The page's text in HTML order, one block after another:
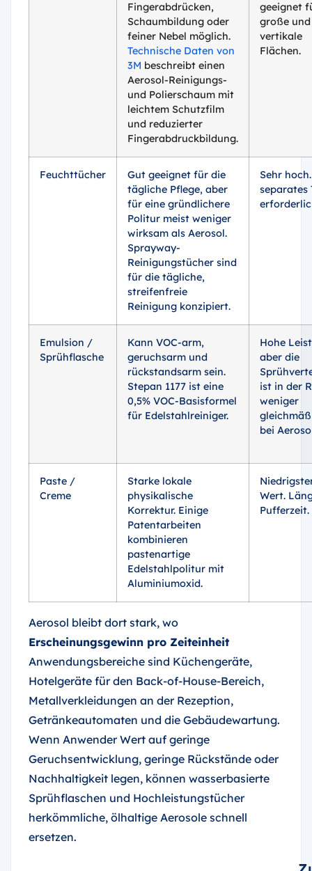
Fingerabdrücken,
Schaumbildung oder
feiner Nebel möglich.
Technische Daten von
3M beschreibt einen
Aerosol-Reinigungs-
und Polierschaum mit
leichtem Schutzfilm
und reduzierter
Fingerabdruckbildung.
geeignet
große und
vertikale
Flächen.
Feuchttücher
Gut geeignet für die
tägliche Pflege, aber
für eine gründlichere
Politur meist weniger
wirksam als Aerosol.
Sprayway-
Reinigungstücher sind
für die tägliche,
streifenfreie
Reinigung konzipiert.
Sehr
separates
Emulsion /
Sprühflasche
Kann VOC-arm,
geruchsarm und
rückstandsarm sein.
Stepan 1177 ist eine
0,5% VOC-Basisformel
für Edelstahlreiniger.
Hohe
aber die
ist in der
weniger
bei
Paste /
Creme
Starke lokale
physikalische
Korrektur. Einige
Patentarbeiten
kombinieren
pastenartige
Edelstahlpolitur mit
Aluminiumoxid.
Wert.
Pufferzeit.
Aerosol bleibt dort stark, wo
Erscheinungsgewinn pro Zeiteinheit
Anwendungsbereiche sind Küchengeräte,
Hotelgeräte für den Back-of-House-Bereich,
Metallverkleidungen an der Rezeption,
Getränkeautomaten und die Gebäudewartung.
Wenn Anwender Wert auf geringe
Geruchsentwicklung, geringe Rückstände oder
Nachhaltigkeit legen, können wasserbasierte
Sprühflaschen und Hochleistungstücher
herkömmliche, ölhaltige Aerosole schnell
ersetzen.